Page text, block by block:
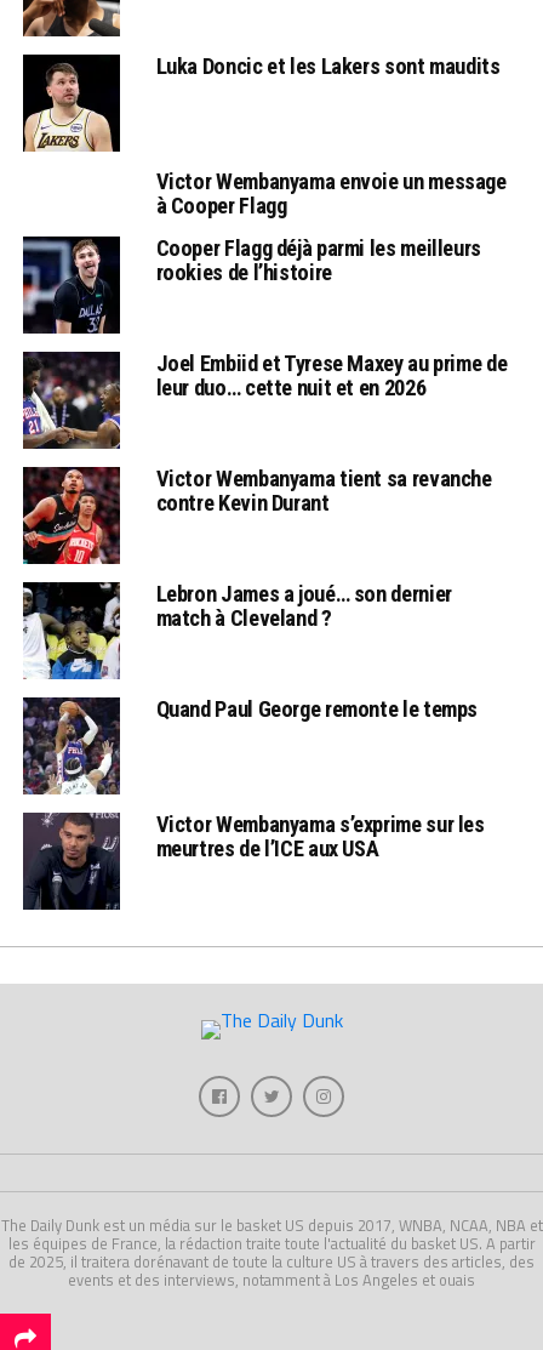
Luka Doncic et les Lakers sont maudits
Victor Wembanyama envoie un message
à Cooper Flagg
Cooper Flagg déjà parmi les meilleurs
rookies de l’histoire
Joel Embiid et Tyrese Maxey au prime de
leur duo… cette nuit et en 2026
Victor Wembanyama tient sa revanche
contre Kevin Durant
Lebron James a joué… son dernier
match à Cleveland ?
Quand Paul George remonte le temps
Victor Wembanyama s’exprime sur les
meurtres de l’ICE aux USA
The Daily Dunk est un média sur le basket US depuis 2017, WNBA, NCAA, NBA et
les équipes de France, la rédaction traite toute l'actualité du basket US. A partir
de 2025, il traitera dorénavant de toute la culture US à travers des articles, des
events et des interviews, notamment à Los Angeles et ouais